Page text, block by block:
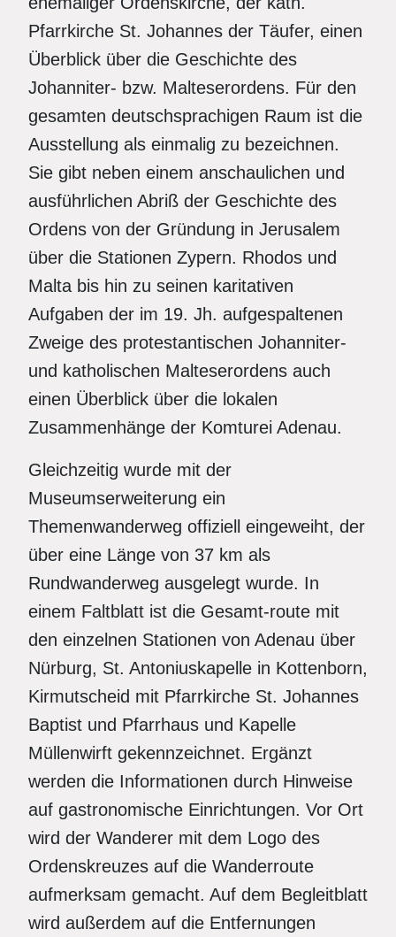
Pfarrkirche St. Johannes der Täufer, einen
Überblick über die Geschichte des
Johanniter- bzw. Malteserordens. Für den
gesamten deutschsprachigen Raum ist die
Ausstellung als einmalig zu bezeichnen.
Sie gibt neben einem anschaulichen und
ausführlichen Abriß der Geschichte des
Ordens von der Gründung in Jerusalem
über die Stationen Zypern. Rhodos und
Malta bis hin zu seinen karitativen
Aufgaben der im 19. Jh. aufgespaltenen
Zweige des protestantischen Johanniter-
und katholischen Malteserordens auch
einen Überblick über die lokalen
Zusammenhänge der Komturei Adenau.
Gleichzeitig wurde mit der
Museumserweiterung ein
Themenwanderweg offiziell eingeweiht, der
über eine Länge von 37 km als
Rundwanderweg ausgelegt wurde. In
einem Faltblatt ist die Gesamt-route mit
den einzelnen Stationen von Adenau über
Nürburg, St. Antoniuskapelle in Kottenborn,
Kirmutscheid mit Pfarrkirche St. Johannes
Baptist und Pfarrhaus und Kapelle
Müllenwirft gekennzeichnet. Ergänzt
werden die Informationen durch Hinweise
auf gastronomische Einrichtungen. Vor Ort
wird der Wanderer mit dem Logo des
Ordenskreuzes auf die Wanderroute
aufmerksam gemacht. Auf dem Begleitblatt
wird außerdem auf die Entfernungen